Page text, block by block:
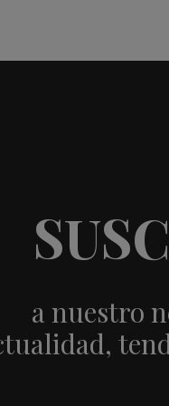
a nuestro